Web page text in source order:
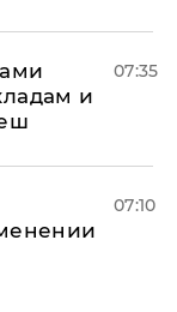
и
07:35
07:10